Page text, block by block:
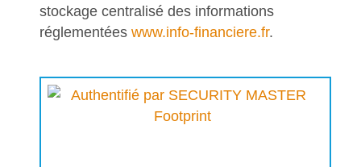
stockage centralisé des informations
réglementées www.info-financiere.fr.